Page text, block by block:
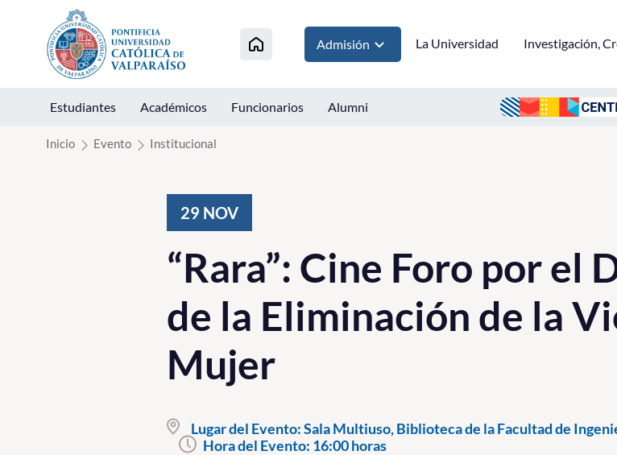
Click acá para ir directamente al contenido
Admisión La Universidad Investigación,
Estudiantes Académicos Funcionarios Alumni
Inicio Evento Institucional
29 NOV
“Rara”: Cine Foro por el
de la Eliminación de la
Mujer
Lugar del Evento:Sala Multiuso, Biblioteca de la Facultad de
Hora del Evento: 16:00 horas